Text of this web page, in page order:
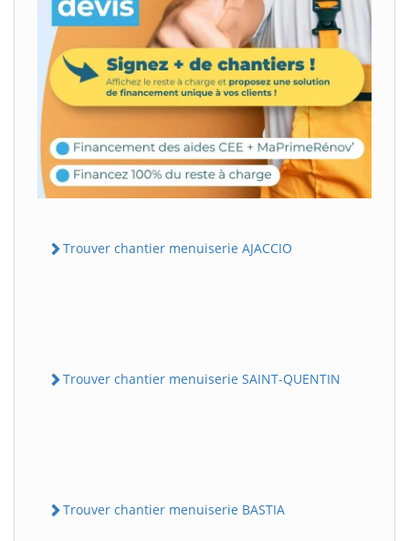
Trouver chantier menuiserie AJACCIO
Trouver chantier menuiserie SAINT-QUENTIN
Trouver chantier menuiserie BASTIA